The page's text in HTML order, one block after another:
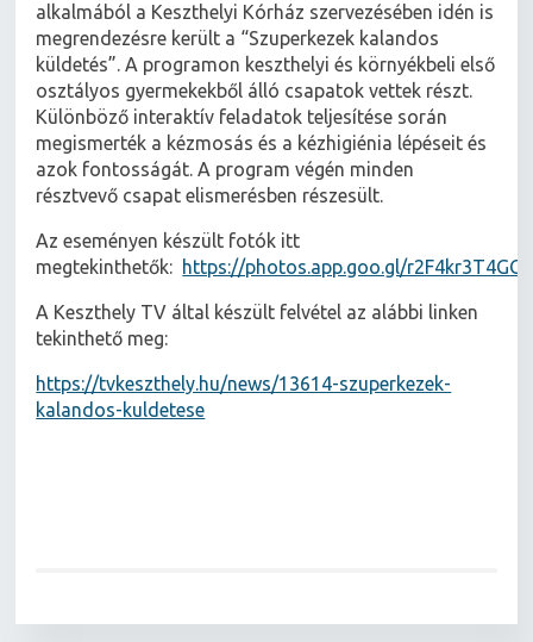
alkalmából a Keszthelyi Kórház szervezésében idén is
megrendezésre került a “Szuperkezek kalandos
küldetés”. A programon keszthelyi és környékbeli első
osztályos gyermekekből álló csapatok vettek részt.
Különböző interaktív feladatok teljesítése során
megismerték a kézmosás és a kézhigiénia lépéseit és
azok fontosságát. A program végén minden
résztvevő csapat elismerésben részesült.
Az eseményen készült fotók itt
megtekinthetők: https://photos.app.goo.gl/
A Keszthely TV által készült felvétel az alábbi linken
tekinthető meg:
https://tvkeszthely.hu/news/13614-szuperkezek-
kalandos-kuldetese